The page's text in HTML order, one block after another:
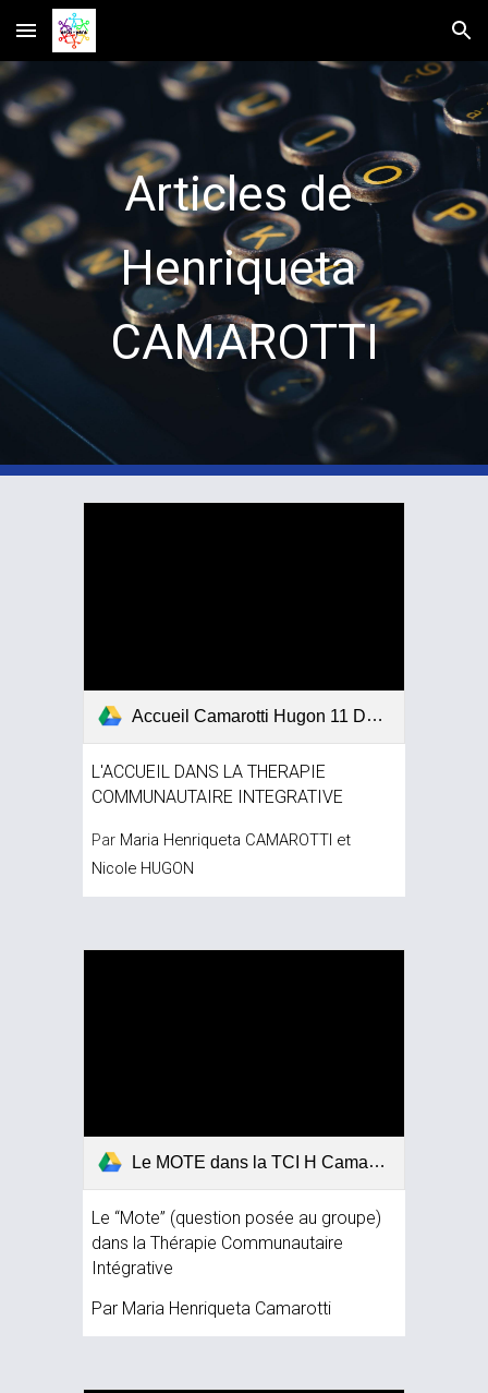
Skip to main content Skip to navigation
Articles de
Henriqueta
CAMAROTTI
Accueil Camarotti Hugon 11 Dez 2012.pdf
L'ACCUEIL DANS LA THERAPIE
COMMUNAUTAIRE INTEGRATIVE
Par Maria Henriqueta CAMAROTTI et
Nicole HUGON
Le MOTE dans la TCI H Camarotti 2012.pdf
Le “Mote” (question posée au groupe)
dans la Thérapie Communautaire
Intégrative
Par Maria Henriqueta Camarotti